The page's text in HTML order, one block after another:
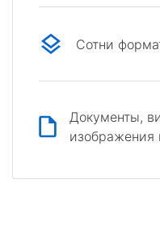
Сотни
Документы,
изображения